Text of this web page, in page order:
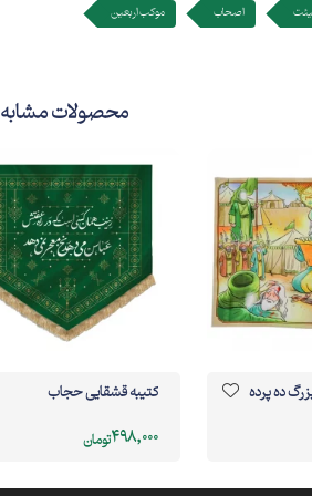
اصحاب موکب اربعین
محصولات مشابه
ده پرده
کتیبه قشقایی حجاب
498,000تومان